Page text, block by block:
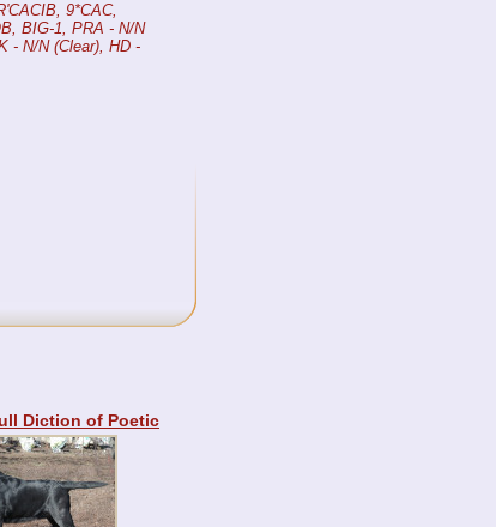
9*CAC,
BIG-1, PRA - N/N
- N/N (Clear), HD -
Diction of Poetic